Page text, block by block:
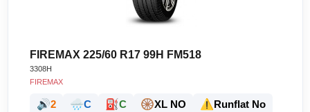
FIREMAX 225/60 R17 99H FM518
3308H
FIREMAX
🔊2 🌧️C ⛽C 🛞XL NO ⚠️Runflat No